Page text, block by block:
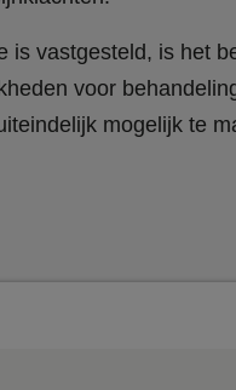
vastgesteld, is het
voor
mogelijk te